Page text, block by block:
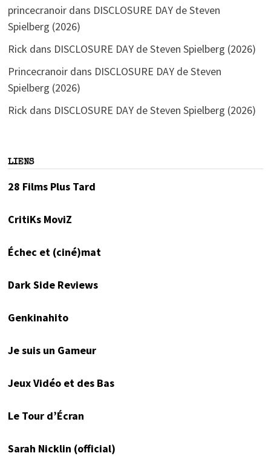
princecranoirdans DISCLOSURE DAY de Steven
Spielberg (2026)
Rick dans DISCLOSURE DAY de Steven Spielberg (2026)
Princecranoirdans DISCLOSURE DAY de Steven
Spielberg (2026)
Rick dans DISCLOSURE DAY de Steven Spielberg (2026)
LIENS
28 Films Plus Tard
CritiKs MoviZ
Échec et (ciné)mat
Dark Side Reviews
Genkinahito
Je suis un Gameur
Jeux Vidéo et des Bas
Le Tour d’Écran
Sarah Nicklin (official)